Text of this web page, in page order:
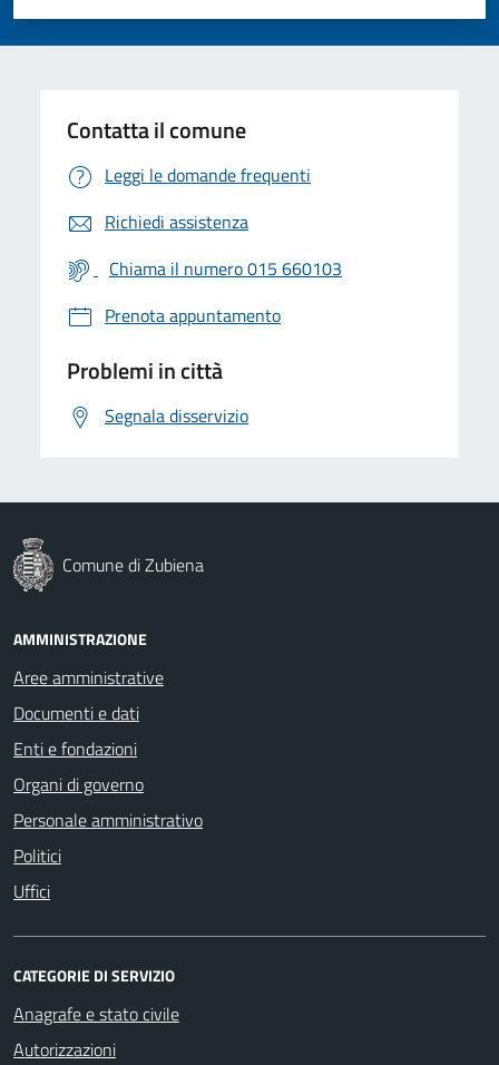
Valuta 5 stelle su 5
Valuta 4 stelle su 5
Valuta 3 stelle su 5
Valuta 2 stelle su 5
Valuta 1 stelle su 5
Contatta il comune
Leggi le domande frequenti
Richiedi assistenza
Chiama il numero 015 660103
Prenota appuntamento
Problemi in città
Segnala disservizio
Comune di Zubiena
AMMINISTRAZIONE
Aree amministrative
Documenti e dati
Enti e fondazioni
Organi di governo
Personale amministrativo
Politici
Uffici
CATEGORIE DI SERVIZIO
Anagrafe e stato civile
Autorizzazioni